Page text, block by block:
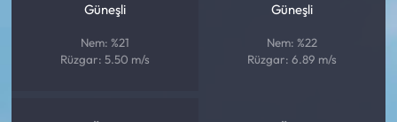
Güneşli
Nem: %21
Rüzgar: 5.50 m/s
Güneşli
Nem: %22
Rüzgar: 6.89 m/s